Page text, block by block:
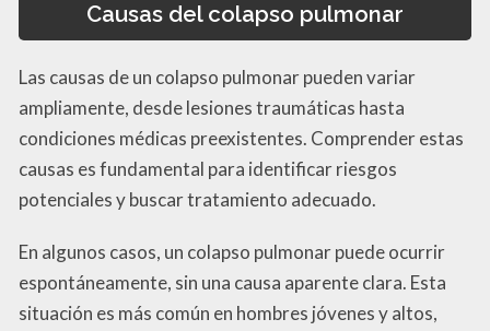
Causas del colapso pulmonar
Las causas de un colapso pulmonar pueden variar
ampliamente, desde lesiones traumáticas hasta
condiciones médicas preexistentes. Comprender estas
causas es fundamental para identificar riesgos
potenciales y buscar tratamiento adecuado.
En algunos casos, un colapso pulmonar puede ocurrir
espontáneamente, sin una causa aparente clara. Esta
situación es más común en hombres jóvenes y altos,